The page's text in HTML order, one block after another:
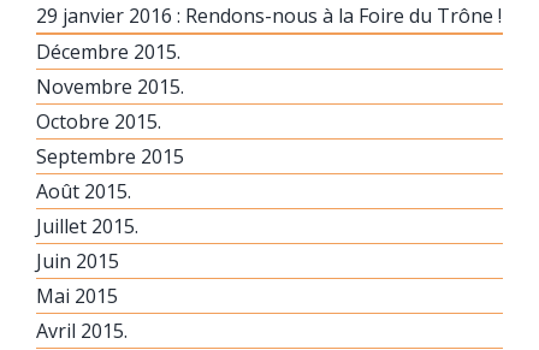
29 janvier 2016 : Rendons-nous à la Foire du Trône !
Décembre 2015.
Novembre 2015.
Octobre 2015.
Septembre 2015
Août 2015.
Juillet 2015.
Juin 2015
Mai 2015
Avril 2015.